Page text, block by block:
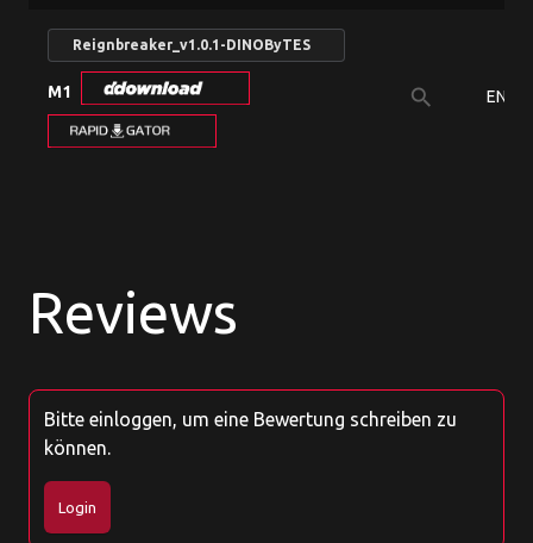
Reignbreaker_v1.0.1-DINOByTES
M1 search EN
Reviews
Bitte einloggen, um eine Bewertung schreiben zu
können.
Login